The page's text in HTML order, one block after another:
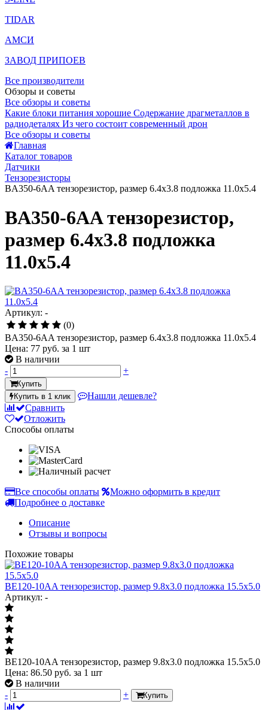
TIDAR
АМСИ
ЗАВОД ПРИПОЕВ
Все производители
Обзоры и советы
Все обзоры и советы
Какие блоки питания хорошие Содержание драгметаллов в
радиодеталях Из чего состоит современный дрон
Все обзоры и советы
Главная
Каталог товаров
Датчики
Тензорезисторы
BA350-6AA тензорезистор, размер 6.4х3.8 подложка 11.0х5.4
BA350-6AA тензорезистор,
размер 6.4х3.8 подложка
11.0х5.4
Артикул: -
(0)
BA350-6AA тензорезистор, размер 6.4х3.8 подложка 11.0х5.4
Цена: 77 руб. за 1 шт
В наличии
-
+
Купить
Купить в 1 клик
Нашли дешевле?
Сравнить
Отложить
Способы оплаты
Все способы оплаты
Можно оформить в кредит
Подробнее о доставке
Описание
Отзывы и вопросы
Похожие товары
BE120-10AA тензорезистор, размер 9.8х3.0 подложка 15.5х5.0
Артикул: -
BE120-10AA тензорезистор, размер 9.8х3.0 подложка 15.5х5.0
Цена: 86.50 руб. за 1 шт
В наличии
-
+ Купить